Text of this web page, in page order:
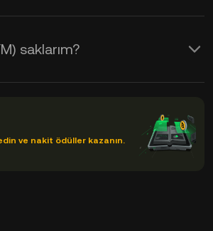
saklarım?
ve nakit ödüller kazanın.